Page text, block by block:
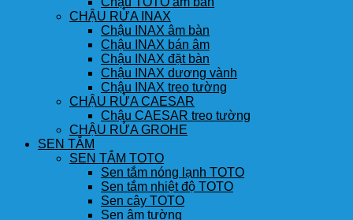
CHẬU RỬA INAX
Chậu INAX âm bàn
Chậu INAX bán âm
Chậu INAX đặt bàn
Chậu INAX dương vành
Chậu INAX treo tường
CHẬU RỬA CAESAR
Chậu CAESAR treo tường
CHẬU RỬA GROHE
SEN TẮM
SEN TẮM TOTO
Sen tắm nóng lạnh TOTO
Sen tắm nhiệt độ TOTO
Sen cây TOTO
Sen âm tường